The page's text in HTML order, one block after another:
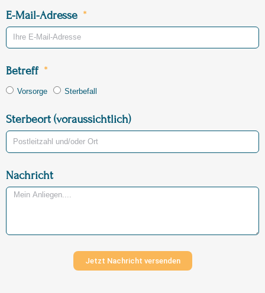
E-Mail-Adresse
Betreff
Vorsorge Sterbefall
Sterbeort (voraussichtlich)
Nachricht
Jetzt Nachricht versenden